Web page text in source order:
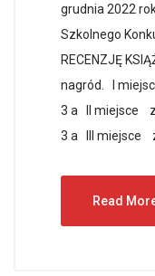
grudnia 2022
Szkolnego
RECENZJĘ
nagród. I
3 a II miejsce
3 a III miejsce
Read